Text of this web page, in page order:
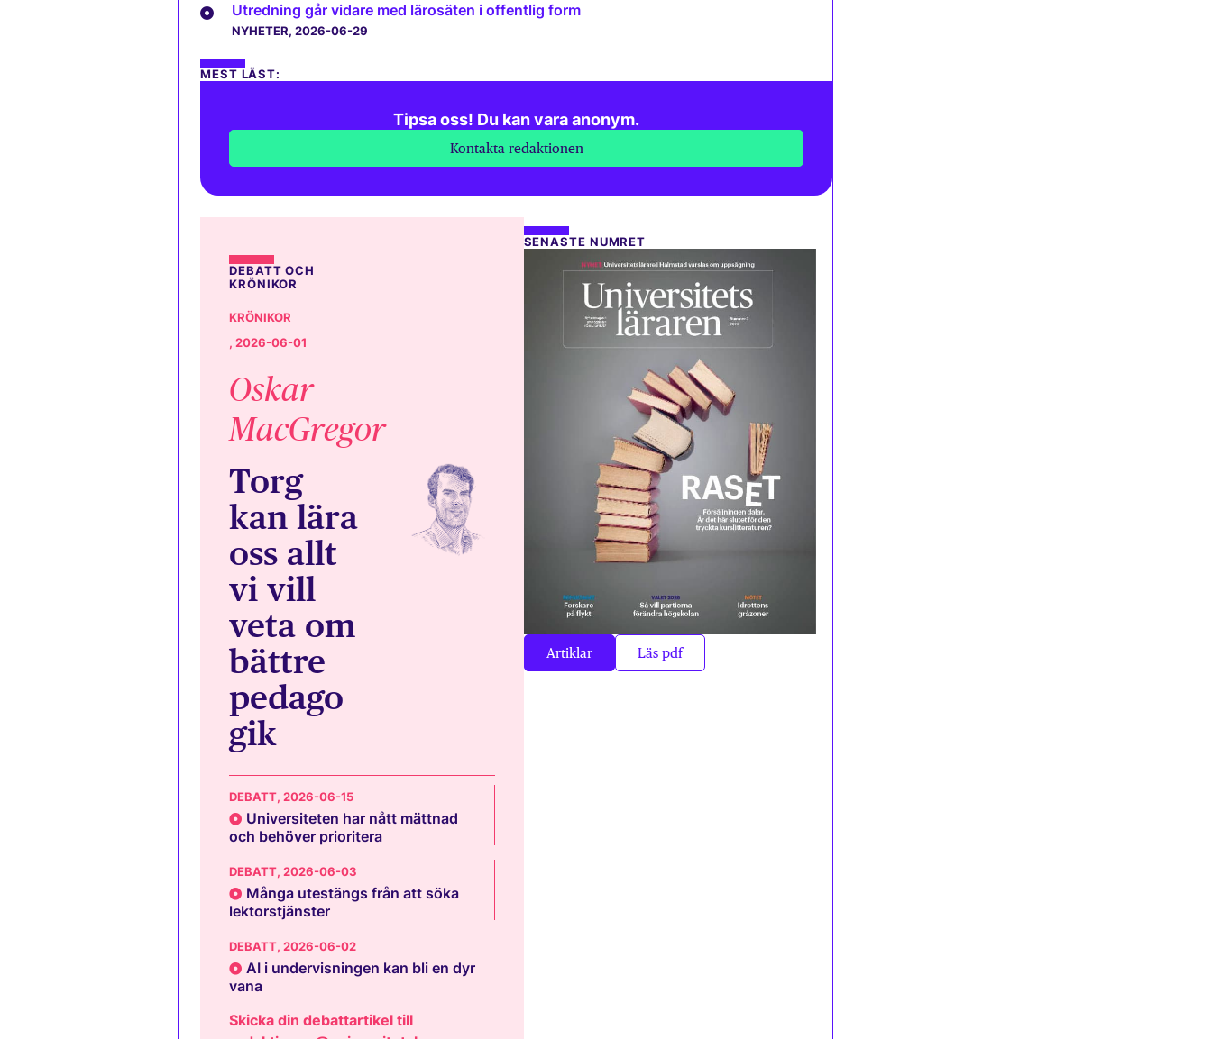
Utredning går vidare med lärosäten i offentlig form
NYHETER, 2026-06-29
MEST LÄST:
Tipsa oss! Du kan vara anonym.
Kontakta redaktionen
DEBATT OCH
KRÖNIKOR
KRÖNIKOR
, 2026-06-01
Oskar
MacGregor
Torg
kan lära
oss allt
vi vill
veta om
bättre
pedago
gik
DEBATT, 2026-06-15
Universiteten har nått mättnad
och behöver prioritera
DEBATT, 2026-06-03
Många utestängs från att söka
lektorstjänster
DEBATT, 2026-06-02
AI i undervisningen kan bli en dyr
vana
Skicka din debattartikel till
SENASTE NUMRET
Artiklar Läs pdf